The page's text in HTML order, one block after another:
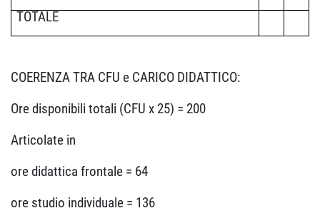
TOTALE
COERENZA TRA CFU e CARICO DIDATTICO:
Ore disponibili totali (CFU x 25) = 200
Articolate in
ore didattica frontale = 64
ore studio individuale = 136